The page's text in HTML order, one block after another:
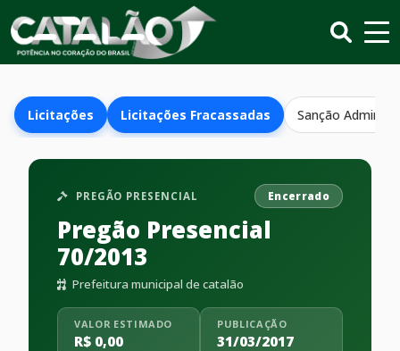
Licitações Licitações Fracassadas Sanção
PREGÃO PRESENCIAL Encerrado
Pregão Presencial
70/2013
Prefeitura municipal de catalão
VALOR ESTIMADO
R$ 0,00
PUBLICAÇÃO
31/03/2017